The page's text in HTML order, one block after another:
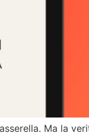
Ma la